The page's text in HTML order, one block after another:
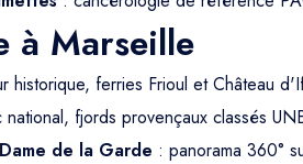
à Marseille
historique, ferries Frioul et Château
national, fjords provençaux classés
de la Garde : panorama 360°